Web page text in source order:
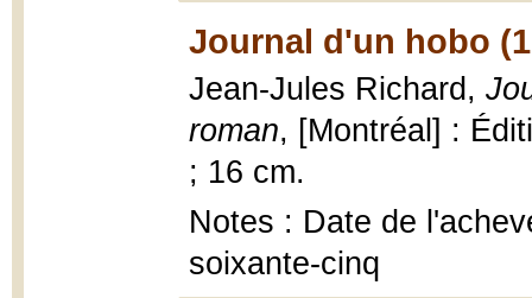
Journal d'un hobo
Jean-Jules Richard,
roman, [Montréal] :
; 16 cm.
Notes : Date de
soixante-cinq